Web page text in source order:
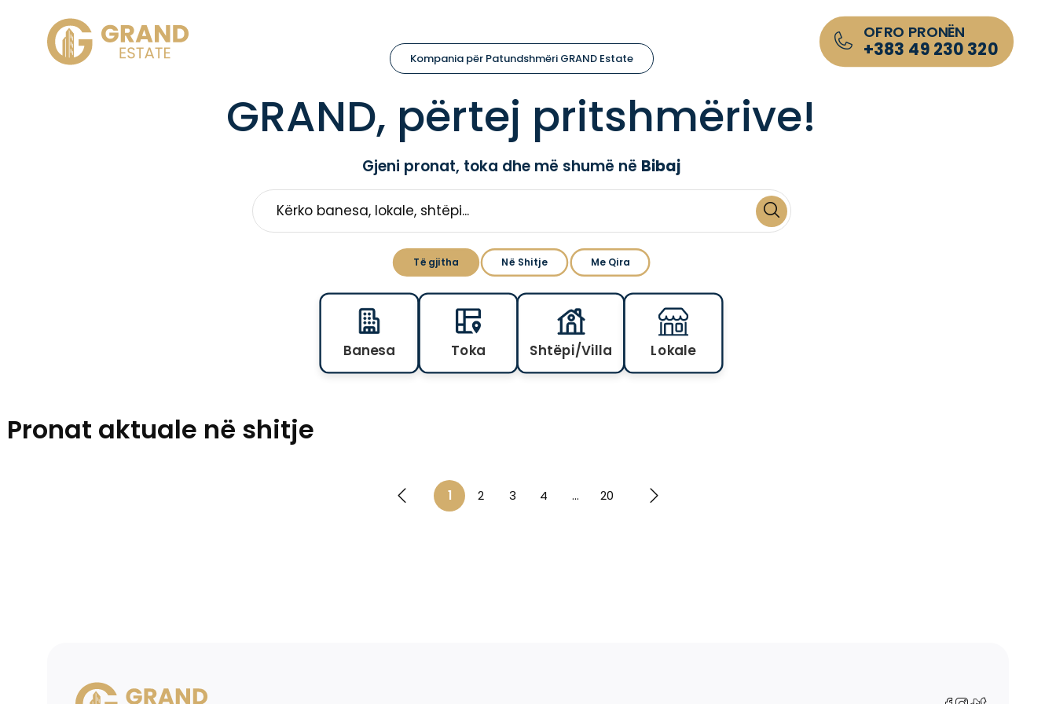
OFRO PRONËN
+383 49 230 320
Kompania për Patundshmëri GRAND Estate
GRAND, përtej pritshmërive!
Gjeni pronat, toka dhe më shumë në Bibaj
Të gjitha Në Shitje Me Qira
Banesa Toka Shtëpi/Villa Lokale
Pronat aktuale në shitje
1 2 3 4 ... 20